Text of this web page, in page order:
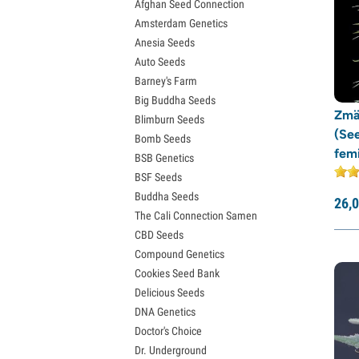
26,
Rare Dankness (3)
Reggae Seeds (1)
Resin Seeds (1)
Ripper Seeds
(16)
Sagarmatha Seeds
Samsara Seeds
Sensi Seeds (30)
Serious Seeds (11)
Silent Seeds (22)
Soma Seeds (5)
Spliff Seeds (15)
Strain Hunters (7)
Sumo Seeds
Lemon Haze Samen
Bruce Banner Samen
Gelato Samen
Sour Diesel Samen
Jack Herer Samen
Girl Scout Cookies Samen
Wedding Cake Samen
Zkittlez Samen
Pineapple Express Samen
Chemdawg Samen
Hindu Kush Samen
Mimosa Samen
Afghan Seed Connection
Amsterdam Genetics
Anesia Seeds
Auto Seeds
Barney's Farm
Big Buddha Seeds
Blimburn Seeds
Bomb Seeds
BSB Genetics
BSF Seeds
Buddha Seeds
The Cali Connection Samen
CBD Seeds
Compound Genetics
Cookies Seed Bank
Delicious Seeds
DNA Genetics
Doctor's Choice
Dr. Underground